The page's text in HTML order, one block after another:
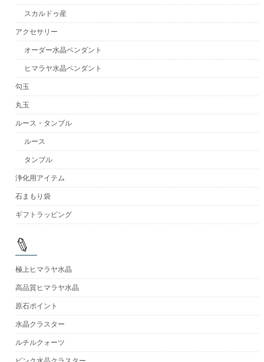
スカルドゥ産
アクセサリー
オーダー水晶ペンダント
ヒマラヤ水晶ペンダント
勾玉
丸玉
ルース・タンブル
ルース
タンブル
浄化用アイテム
石まもり袋
ギフトラッピング
極上ヒマラヤ水晶
高品質ヒマラヤ水晶
原石ポイント
水晶クラスター
ルチルクォーツ